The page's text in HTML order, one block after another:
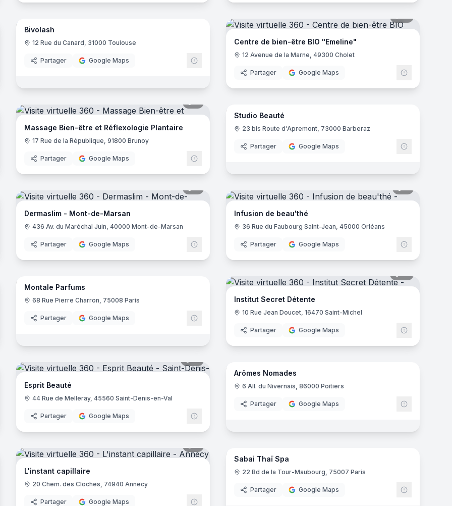
9panoramas
Bivolash
12 Rue du Canard, 31000 Toulouse
Partager Google Maps
Centre de bien-être BIO "Emeline"
12 Avenue de la Marne, 49300 Cholet
Partager Google Maps
Massage Bien-être et Réflexologie Plantaire
17 Rue de la République, 91800 Brunoy
Partager Google Maps
17panoramas
Studio Beauté
23 bis Route d'Apremont, 73000 Barberaz
Partager Google Maps
Dermaslim - Mont-de-Marsan
436 Av. du Maréchal Juin, 40000 Mont-de-Marsan
Partager Google Maps
Infusion de beau'thé
36 Rue du Faubourg Saint-Jean, 45000 Orléans
Partager Google Maps
17panoramas
Montale Parfums
68 Rue Pierre Charron, 75008 Paris
Partager Google Maps
Institut Secret Détente
10 Rue Jean Doucet, 16470 Saint-Michel
Partager Google Maps
Esprit Beauté
44 Rue de Melleray, 45560 Saint-Denis-en-Val
Partager Google Maps
13panoramas
Arômes Nomades
6 All. du Nivernais, 86000 Poitiers
Partager Google Maps
L'instant capillaire
20 Chem. des Cloches, 74940 Annecy
Partager Google Maps
16panoramas
Sabai Thaï Spa
22 Bd de la Tour-Maubourg, 75007 Paris
Partager Google Maps